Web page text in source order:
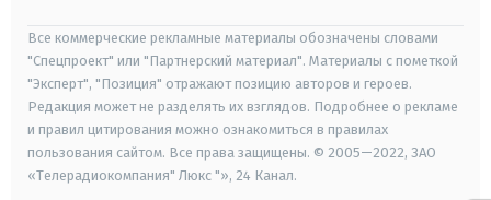
Все коммерческие рекламные материалы обозначены словами
"Спецпроект" или "Партнерский материал". Материалы с пометкой
"Эксперт", "Позиция" отражают позицию авторов и героев.
Редакция может не разделять их взглядов. Подробнее о рекламе
и правил цитирования можно ознакомиться в правилах
пользования сайтом. Все права защищены. © 2005—2022, ЗАО
«Телерадиокомпания" Люкс "», 24 Канал.